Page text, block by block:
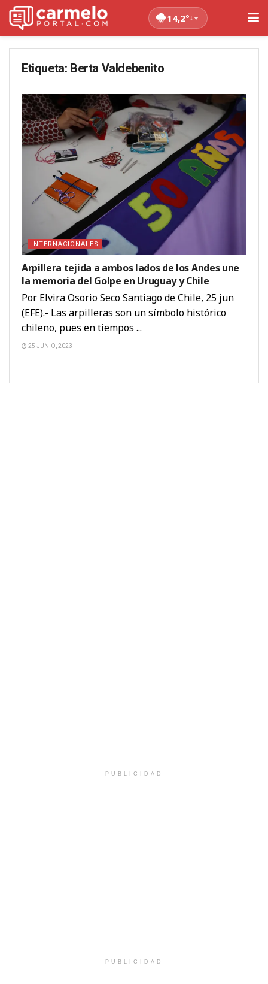
14,2°↓
Etiqueta: Berta Valdebenito
INTERNACIONALES
Arpillera tejida a ambos lados de los Andes une
la memoria del Golpe en Uruguay y Chile
Por Elvira Osorio Seco Santiago de Chile, 25 jun
(EFE).- Las arpilleras son un símbolo histórico
chileno, pues en tiempos ...
25 JUNIO, 2023
PUBLICIDAD
PUBLICIDAD